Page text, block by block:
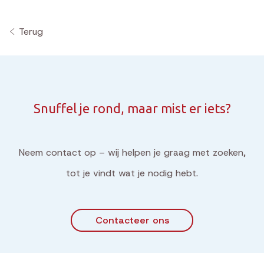
Terug
Snuffel je rond, maar mist er iets?
Neem contact op – wij helpen je graag met zoeken,
tot je vindt wat je nodig hebt.
Contacteer ons